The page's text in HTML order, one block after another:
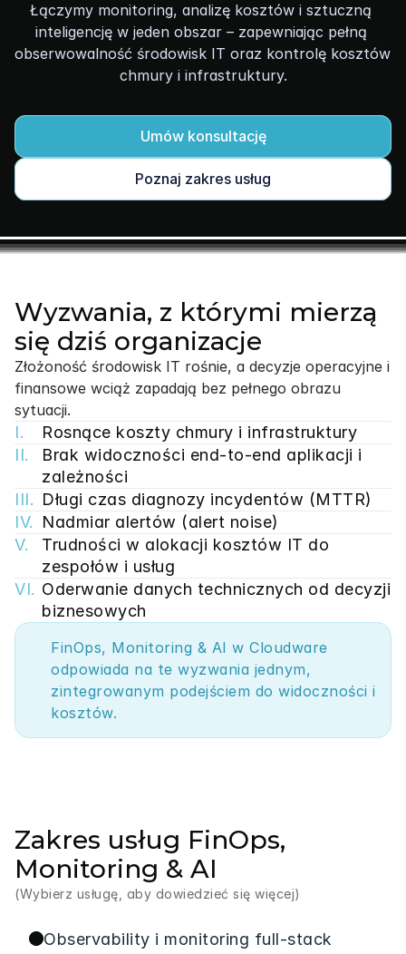
Łączymy monitoring, analizę kosztów i sztuczną
inteligencję w jeden obszar – zapewniając pełną
obserwowalność środowisk IT oraz kontrolę kosztów
chmury i infrastruktury.
Umów konsultację
Poznaj zakres usług
Wyzwania, z którymi mierzą
się dziś organizacje
Złożoność środowisk IT rośnie, a decyzje operacyjne i
finansowe wciąż zapadają bez pełnego obrazu
sytuacji.
I.
Rosnące koszty chmury i infrastruktury
II.
Brak widoczności end-to-end aplikacji i
zależności
III. Długi czas diagnozy incydentów (MTTR)
IV.
Nadmiar alertów (alert noise)
V.
Trudności w alokacji kosztów IT do
zespołów i usług
VI. Oderwanie danych technicznych od decyzji
biznesowych
FinOps, Monitoring & AI w Cloudware
odpowiada na te wyzwania jednym,
zintegrowanym podejściem do widoczności i
kosztów.
Zakres usług FinOps,
Monitoring & AI
(Wybierz usługę, aby dowiedzieć się więcej)
Observability i monitoring full-stack